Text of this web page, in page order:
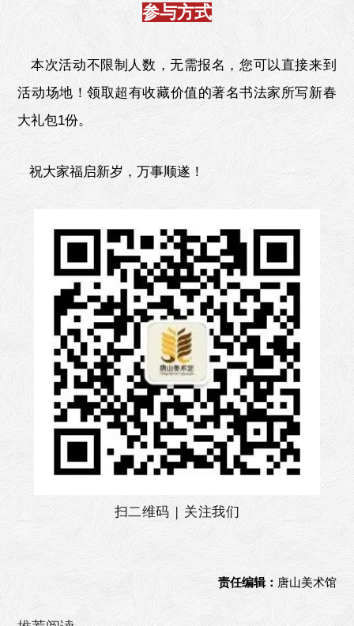
参与方式
本次活动不限制人数，无需报名，您可以直接来到
活动场地！领取超有收藏价值的著名书法家所写新春
大礼包1份。
祝大家福启新岁，万事顺遂！
扫二维码 | 关注我们
责任编辑： 唐山美术馆